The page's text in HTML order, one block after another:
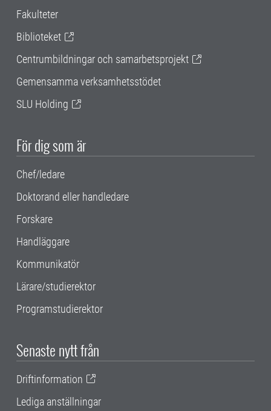
Fakulteter
Biblioteket
Centrumbildningar och samarbetsprojekt
Gemensamma verksamhetsstödet
SLU Holding
För dig som är
Chef/ledare
Doktorand eller handledare
Forskare
Handläggare
Kommunikatör
Lärare/studierektor
Programstudierektor
Senaste nytt från
Driftinformation
Lediga anställningar